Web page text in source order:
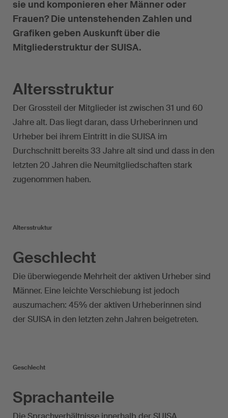
sie und komponieren eher Männer oder
Frauen? Die untenstehenden Zahlen und
Grafiken geben Auskunft über die
Mitgliederstruktur der SUISA.
Altersstruktur
Der Grossteil der Mitglieder ist zwischen 31 und 60
Jahre alt. Das liegt daran, dass Urheberinnen und
Urheber bei ihrem Eintritt in die SUISA im
Durchschnitt bereits 33 Jahre alt sind und dass in den
letzten 20 Jahren die Neumitgliedschaften stark
zugenommen haben.
Altersstruktur
Geschlecht
Die überwiegende Mehrheit der aktiven Urheber sind
Männer. Eine leichte Verschiebung ist jedoch
auszumachen: 45% der aktiven Urheberinnen sind
der SUISA in den letzten zehn Jahren beigetreten.
Geschlecht
Sprachanteile